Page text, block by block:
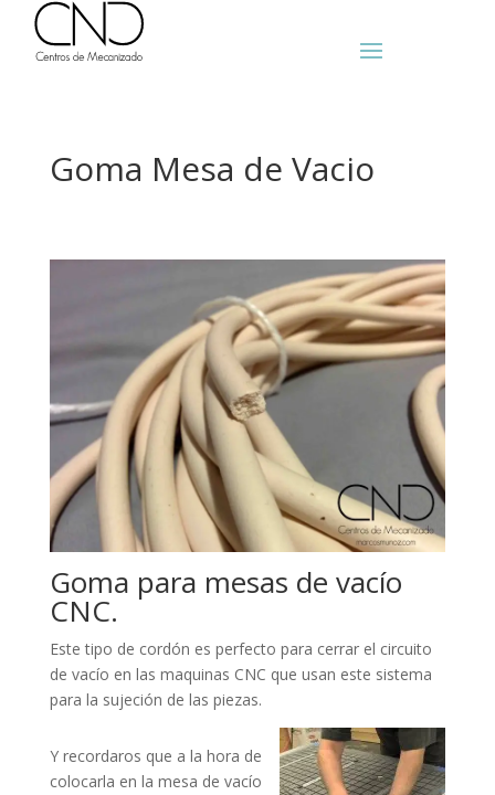
Goma Mesa de Vacio
Goma para mesas de vacío
CNC.
Este tipo de cordón es perfecto para cerrar el circuito
de vacío en las maquinas CNC que usan este sistema
para la sujeción de las piezas.
Y recordaros que a la hora de
colocarla en la mesa de vacío